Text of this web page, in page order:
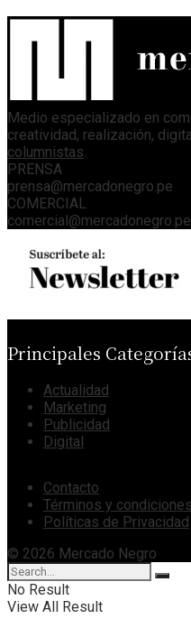
Medio especializado en
creatividad, realización,
columnistas.
PRENSA
prensa@mercadonegro.pe
COMERCIAL
comercial@mercadonegro.pe
Principales
Actualidad
Marketing
Publicidad
Digital
Contacto
Términos y condiciones
Políticas de Privacidad
© 2026 Mercado Negro
No Result
View All Result